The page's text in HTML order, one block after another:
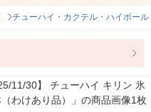
チューハイ・カクテル・ハイボール